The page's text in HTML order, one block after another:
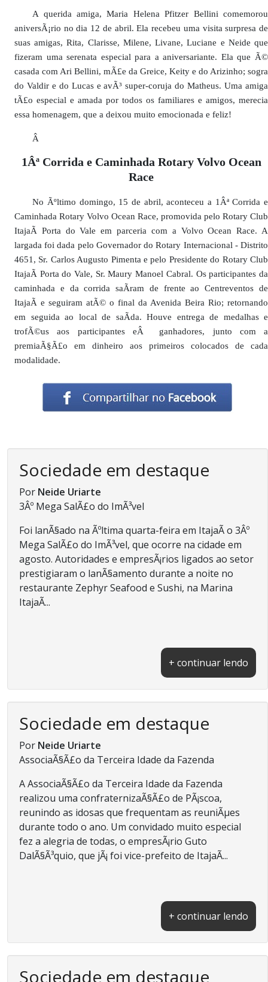
A querida amiga, Maria Helena Pfitzer Bellini comemorou
aniversÃ¡rio no dia 12 de abril. Ela recebeu uma visita surpresa de
suas amigas, Rita, Clarisse, Milene, Livane, Luciane e Neide que
fizeram uma serenata especial para a aniversariante. Ela que Ã©
casada com Ari Bellini, mÃ£e da Greice, Keity e do Arizinho; sogra
do Valdir e do Lucas e avÃ³ super-coruja do Matheus. Uma amiga
tÃ£o especial e amada por todos os familiares e amigos, merecia
essa homenagem, que a deixou muito emocionada e feliz!
Â
1Âª Corrida e Caminhada Rotary Volvo Ocean
Race
No Ãºltimo domingo, 15 de abril, aconteceu a 1Âª Corrida e
Caminhada Rotary Volvo Ocean Race, promovida pelo Rotary Club
ItajaÃ­ Porta do Vale em parceria com a Volvo Ocean Race. A
largada foi dada pelo Governador do Rotary Internacional - Distrito
4651, Sr. Carlos Augusto Pimenta e pelo Presidente do Rotary Club
ItajaÃ­ Porta do Vale, Sr. Maury Manoel Cabral. Os participantes da
caminhada e da corrida saÃ­ram de frente ao Centreventos de
ItajaÃ­ e seguiram atÃ© o final da Avenida Beira Rio; retornando
em seguida ao local de saÃ­da. Houve entrega de medalhas e
trofÃ©us aos participantes eÂ ganhadores, junto com a
premiaÃ§Ã£o em dinheiro aos primeiros colocados de cada
modalidade.
Sociedade em destaque
Por Neide Uriarte
3Âº Mega SalÃ£o do ImÃ³vel
Foi lanÃ§ado na Ãºltima quarta-feira em ItajaÃ­ o 3Âº
Mega SalÃ£o do ImÃ³vel, que ocorre na cidade em
agosto. Autoridades e empresÃ¡rios ligados ao setor
prestigiaram o lanÃ§amento durante a noite no
restaurante Zephyr Seafood e Sushi, na Marina
ItajaÃ­...
+ continuar lendo
Sociedade em destaque
Por Neide Uriarte
AssociaÃ§Ã£o da Terceira Idade da Fazenda
A AssociaÃ§Ã£o da Terceira Idade da Fazenda
realizou uma confraternizaÃ§Ã£o de PÃ¡scoa,
reunindo as idosas que frequentam as reuniÃµes
durante todo o ano. Um convidado muito especial
fez a alegria de todas, o empresÃ¡rio Guto
DalÃ§Ã³quio, que jÃ¡ foi vice-prefeito de ItajaÃ­...
+ continuar lendo
Sociedade em destaque